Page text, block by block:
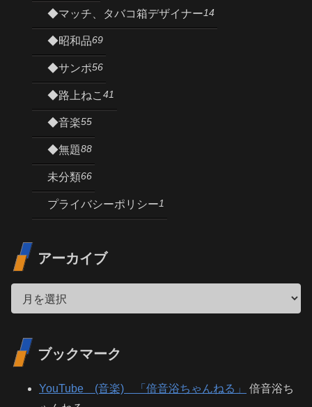
◆マッチ、タバコ箱デザイナー14
◆昭和品69
◆サンポ56
◆路上ねこ 41
◆音楽55
◆無題88
未分類66
プライバシーポリシー1
アーカイブ
ブックマーク
YouTube (音楽) 「倍音浴ちゃんねる」
倍音浴ち